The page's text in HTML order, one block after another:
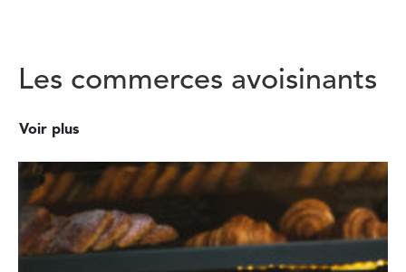
Les commerces avoisinants
Voir plus